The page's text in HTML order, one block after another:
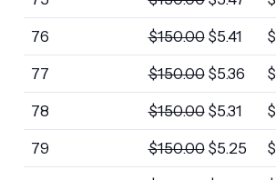
76 $150.00 $5.41 $
77 $150.00 $5.36 $
78 $150.00 $5.31 $
79 $150.00 $5.25 $